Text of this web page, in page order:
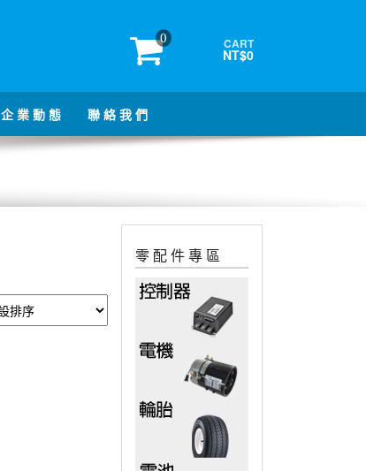
0 CART
NT$0
企 業 動 態 聯 絡 我 們
零 配 件 專 區